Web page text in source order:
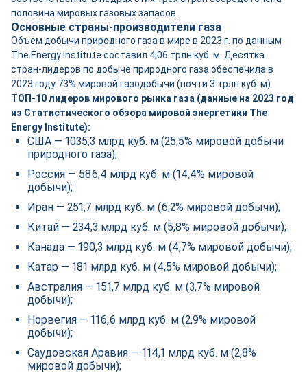
половина мировых газовых запасов.
Основные страны-производители газа
Объём добычи природного газа в мире в 2023 г. по данным
The Energy Institute составил 4,06 трлн куб. м. Десятка
стран-лидеров по добыче природного газа обеспечила в
2023 году 73% мировой газодобычи (почти 3 трлн куб. м).
ТОП-10 лидеров мирового рынка газа (данные на 2023 год
из Статистического обзора мировой энергетики The
Energy Institute):
США — 1035,3 млрд куб. м (25,5% мировой добычи
природного газа);
Россия — 586,4 млрд куб. м (14,4% мировой
добычи);
Иран — 251,7 млрд куб. м (6,2% мировой добычи);
Китай — 234,3 млрд куб. м (5,8% мировой добычи);
Канада — 190,3 млрд куб. м (4,7% мировой добычи);
Катар — 181 млрд куб. м (4,5% мировой добычи);
Австралия — 151,7 млрд куб. м (3,7% мировой
добычи);
Норвегия — 116,6 млрд куб. м (2,9% мировой
добычи);
Саудовская Аравия — 114,1 млрд куб. м (2,8%
мировой добычи);